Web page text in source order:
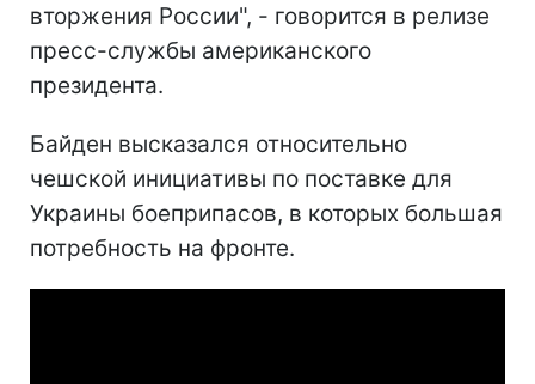
вторжения России", - говорится в релизе
пресс-службы американского
президента.
Байден высказался относительно
чешской инициативы по поставке для
Украины боеприпасов, в которых большая
потребность на фронте.